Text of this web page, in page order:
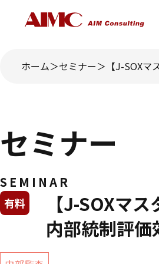
ホーム セミナー 【J-SOX
セミナー
SEMINAR
【J-SOXマス
内部統制評
有料